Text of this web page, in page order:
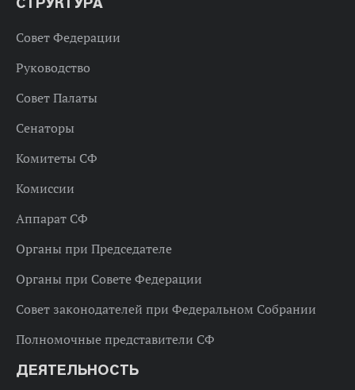
Совет Федерации
Руководство
Совет Палаты
Сенаторы
Комитеты СФ
Комиссии
Аппарат СФ
Органы при Председателе
Органы при Совете Федерации
Совет законодателей при Федеральном Собрании
Полномочные представители СФ
ДЕЯТЕЛЬНОСТЬ